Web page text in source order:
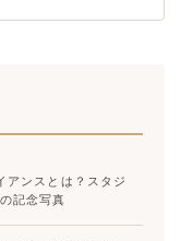
アンスとは？スタジ
記念写真